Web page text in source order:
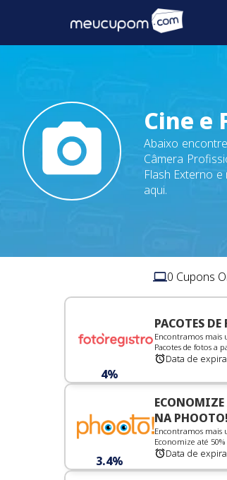
Cine e
Abaixo
Câmera
Flash Externo
aqui.
0 Cupons
4%
PACOTES
Encontramos mais
Pacotes de fotos a
Data de
3.4%
ECONOMIZE
NA PHOOTO!
Encontramos mais
Economize até 50%
Data de